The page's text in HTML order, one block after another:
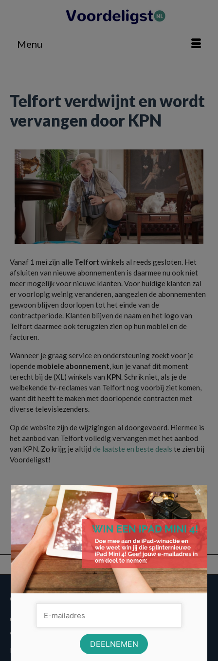
Menu
Telfort verdwijnt en wordt
vervangen door KPN
Vanaf 1 mei zijn alle Telfort winkels al reeds gesloten. Het
afsluiten van nieuwe abonnementen is daarmee nu ook niet
meer mogelijk voor nieuwe klanten. Voor huidige klanten zal
er voorlopig weinig veranderen, aangezien de abonnementen
gewoon blijven doorlopen tot het einde van de
contractperiode. Klanten blijven de naam en het logo van
Telfort daarmee ook terugzien zien op hun mobiel en de
facturen.
Wanneer je graag service en ondersteuning zoekt voor je
lopende mobiele abonnement, kun je vanaf dit moment
terecht bij de (XL) winkels van KPN. Schrik niet, als je de
welbekende tv-reclames van Telfort nog voorbij ziet komen,
want dit heeft te maken met doorlopende contracten met
diverse televisiezenders.
Op de website zijn de wijzigingen al doorgevoerd. Hiermee is
het aanbod van Telfort volledig vervangen met het aanbod
van KPN. Zo krijg je altijd de laatste en beste deals te zien bij
Voordeligst!
Vorige Bericht Volgende Bericht
Overige informatie
Over Voordeligst.nl
Veelgestelde vragen
Disclaimer
×